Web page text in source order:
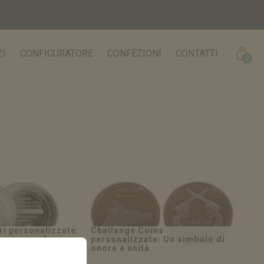
CONFIGURATORE CONFEZIONI CONTATTI
Cart
0
personalizzate:
con Design
Challenge Coins
personalizzate: Un simbolo di
onore e unità